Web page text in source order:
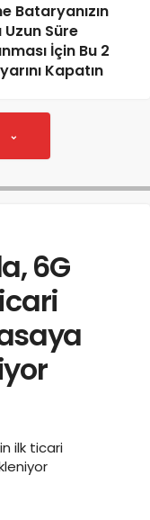
Bataryanızın
Uzun Süre
İçin Bu 2
Kapatın
6G